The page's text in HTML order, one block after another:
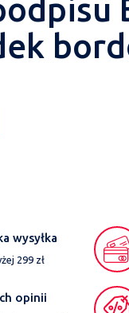
wysyłka
299 zł
opinii